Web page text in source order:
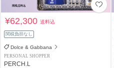
¥62,300送料込
関税負担なし
Dolce & Gabbana
PERSONAL SHOPPER
PERCH.L